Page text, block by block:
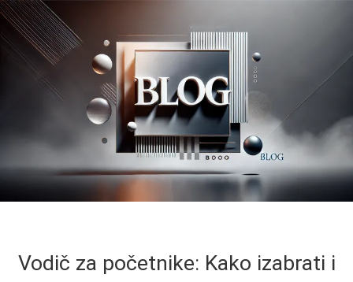
Vodič za početnike: Kako izabrati i